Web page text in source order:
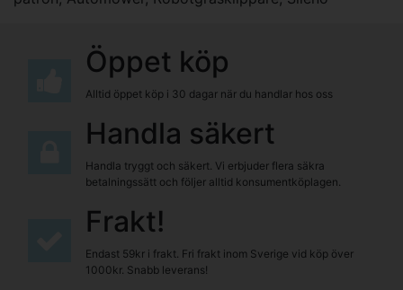
Öppet köp
Alltid öppet köp i 30 dagar när du handlar hos oss
Handla säkert
Handla tryggt och säkert. Vi erbjuder flera säkra
betalningssätt och följer alltid konsumentköplagen.
Frakt!
Endast 59kr i frakt. Fri frakt inom Sverige vid köp över
1000kr. Snabb leverans!